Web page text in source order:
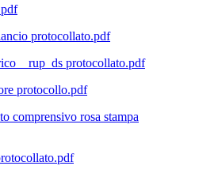
protocollato.pdf
protocollato.pdf
protocollo.pdf
comprensivo rosa stampa